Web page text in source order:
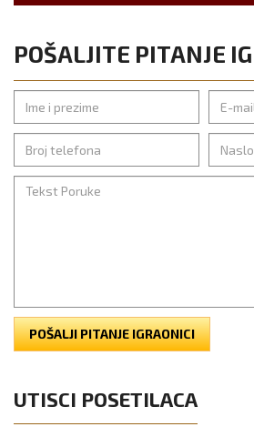
POŠALJITE PITANJE
POŠALJI PITANJE IGRAONICI
UTISCI POSETILACA